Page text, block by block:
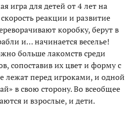
игра для детей от 4 лет на
реакции и развитие
коробку, берут в
и… начинается веселье!
больше лакомств среди
сопоставив их цвет и форму с
лежат перед игроками, и одной
в свою сторону. Во всеобщее
и взрослые, и дети.